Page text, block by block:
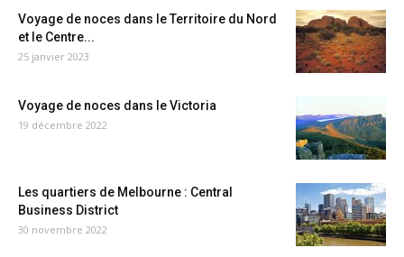
Voyage de noces dans le Territoire du Nord
et le Centre...
25 janvier 2023
Voyage de noces dans le Victoria
19 décembre 2022
Les quartiers de Melbourne : Central
Business District
30 novembre 2022